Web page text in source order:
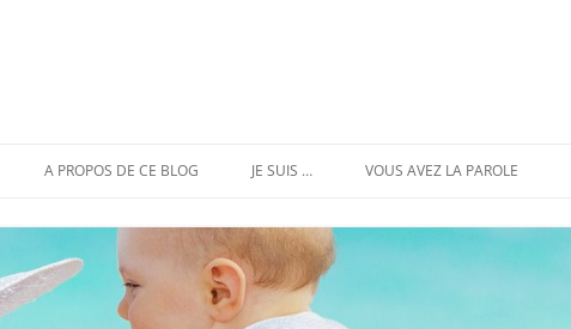
A PROPOS DE CE BLOG JE SUIS … VOUS AVEZ LA PAROLE